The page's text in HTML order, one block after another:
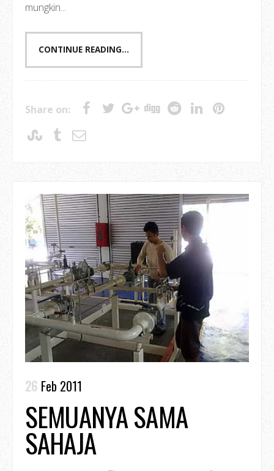
mungkin...
CONTINUE READING...
Share on:
26 Feb 2011
SEMUANYA SAMA
SAHAJA